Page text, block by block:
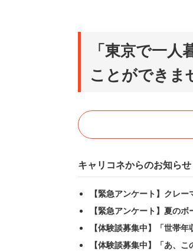
「東京で一
ことができま
キャリコネからのお知らせ
【緊急アンケート】クレ
【緊急アンケート】夏の
【体験談募集中】「世帯
【体験談募集中】「あ、